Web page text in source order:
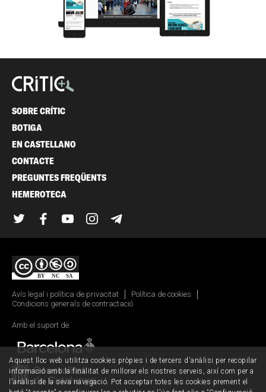
SOBRE CRÍTIC
BOTIGA
EN CASTELLANO
CONTACTE
PREGUNTES FREQÜENTS
HEMEROTECA
TwitterFacebook
YouTubeInstagram
Avís legal i política de privacitat
Política de cookies
Condicions generals de contractació
Amb el suport de:
Aquest lloc web utilitza cookies pròpies i de tercers d'anàlisi per recopilar
informació amb la finalitat de millorar els nostres serveis, així com per a
l'anàlisi de la seva navegació. Pot acceptar totes les cookies prement el